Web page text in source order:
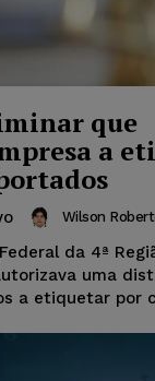
que
a
Wilson
da 4ª
uma
a etiquetar por